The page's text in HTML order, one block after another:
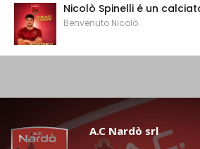
Nicolò Spinelli é un
Benvenuto Nicolò.
A.C Nardò srl